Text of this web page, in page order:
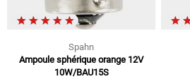
Spahn
Ampoule sphérique orange 12V
10W/BAU15S